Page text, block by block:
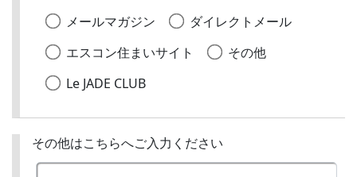
メールマガジン
ダイレクトメール
エスコン住まいサイト
その他
Le JADE CLUB
その他はこちらへご入力ください